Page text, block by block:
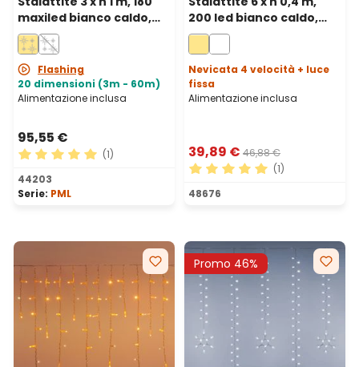
maxiled bianco caldo,
cavo bianco,
prolungabile, IP67
Flashing
20 dimensioni (3m - 60m)
Alimentazione inclusa
95,55 €
Valutazione media di 5 su 5 stelle
(1)
44203
Serie: PML
200 led bianco caldo,
cavo bianco
Nevicata 4 velocità + luce
fissa
Alimentazione inclusa
39,89 € 46,88 €
Valutazione media di 5 su
(1)
48676
Promo 46%